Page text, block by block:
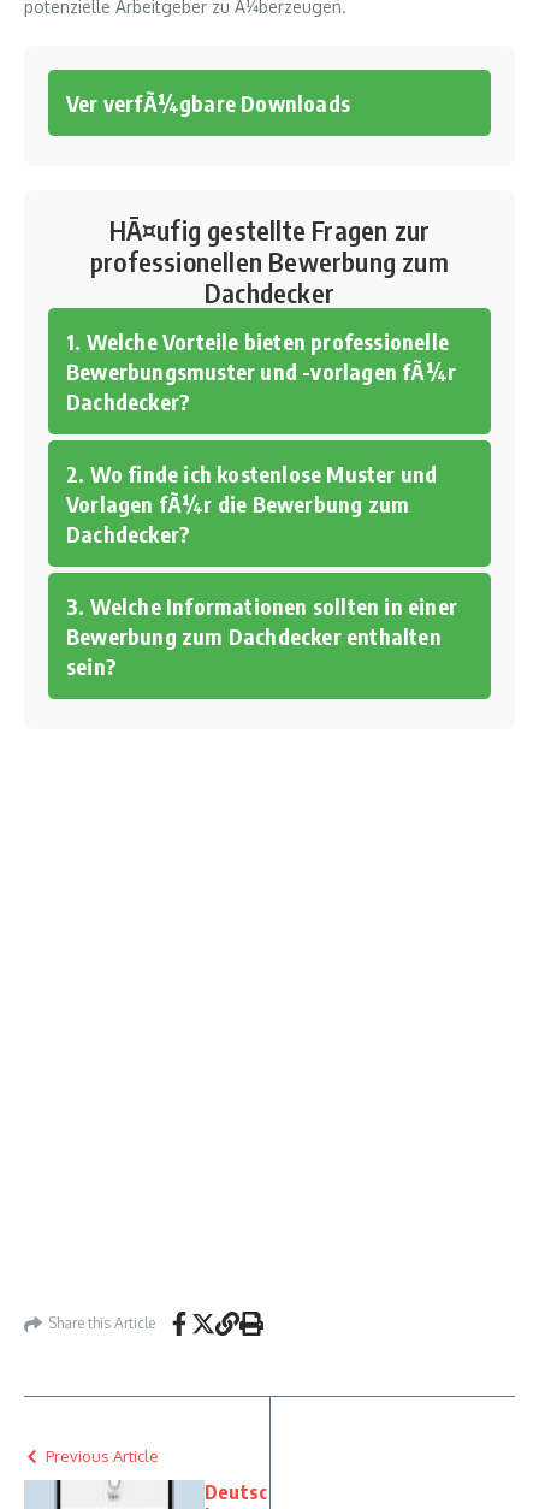
potenzielle Arbeitgeber zu Ã¼berzeugen.
Ver verfÃ¼gbare Downloads
HÃ¤ufig gestellte Fragen zur
professionellen Bewerbung zum
Dachdecker
1. Welche Vorteile bieten professionelle
Bewerbungsmuster und -vorlagen fÃ¼r
Dachdecker?
2. Wo finde ich kostenlose Muster und
Vorlagen fÃ¼r die Bewerbung zum
Dachdecker?
3. Welche Informationen sollten in einer
Bewerbung zum Dachdecker enthalten
sein?
Share this Article
Previous Article
Deutsc